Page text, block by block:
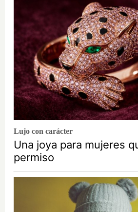
Lujo con carácter
Una joya para mujeres
permiso